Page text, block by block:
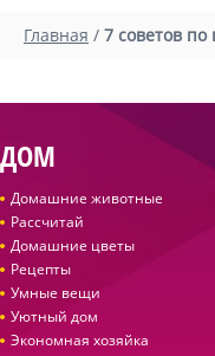
Главная / 7 советов по
ДОМ
Домашние животные
Рассчитай
Домашние цветы
Рецепты
Умные вещи
Уютный дом
Экономная хозяйка